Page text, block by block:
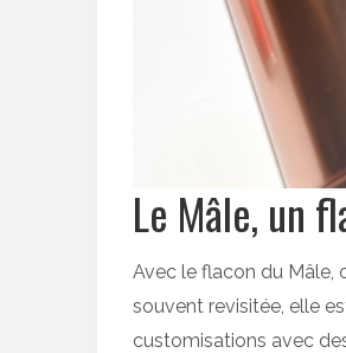
Le Mâle, un
Avec le flacon du Mâle,
souvent revisitée, elle
customisations avec